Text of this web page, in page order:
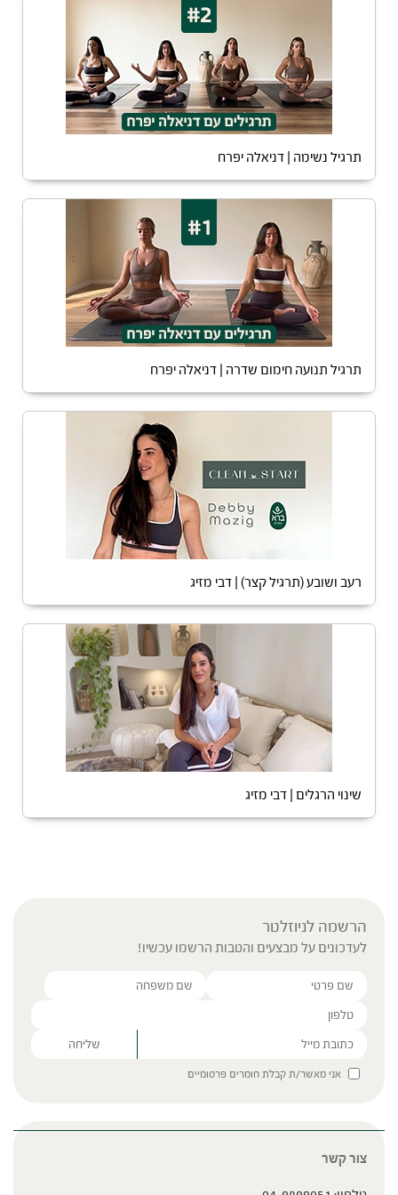
תרגיל נשימה | דניאלה יפרח
תרגיל תנועה חימום שדרה | דניאלה יפרח
רעב ושובע (תרגיל קצר) | דבי מזיג
שינוי הרגלים | דבי מזיג
הרשמה לניוזלטר
לעדכונים על מבצעים והטבות הרשמו עכשיו!
Please leave this field empty.
אני מאשר/ת קבלת חומרים פרסומיים
צור קשר